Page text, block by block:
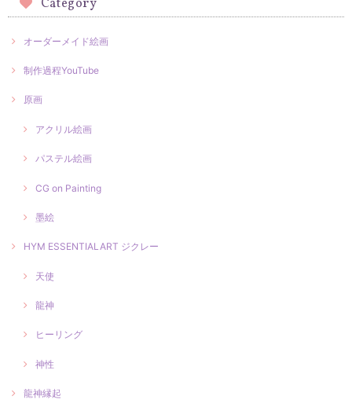
Category
オーダーメイド絵画
制作過程YouTube
原画
アクリル絵画
パステル絵画
CG on Painting
墨絵
HYM ESSENTIALART ジクレー
天使
龍神
ヒーリング
神性
龍神縁起